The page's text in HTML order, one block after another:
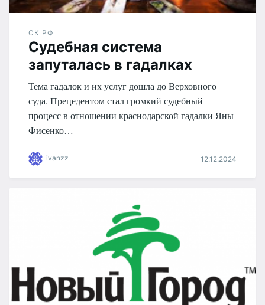
СК РФ
Судебная система
запуталась в гадалках
Тема гадалок и их услуг дошла до Верховного
суда. Прецедентом стал громкий судебный
процесс в отношении краснодарской гадалки Яны
Фисенко…
ivanzz 12.12.2024